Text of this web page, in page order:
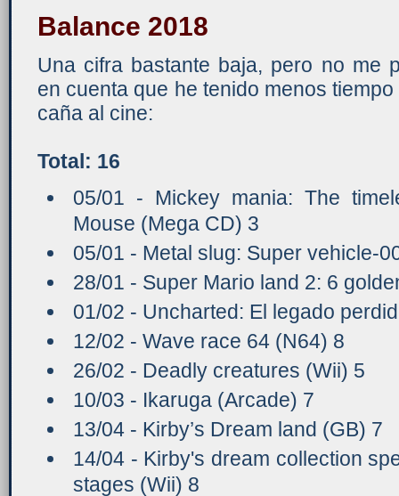
Balance 2018
Una cifra bastante baja, pero no me
en cuenta que he tenido menos
caña al cine:
Total: 16
05/01 - Mickey mania: The
Mouse (Mega CD) 3
05/01 - Metal slug: Super vehicle-
28/01 - Super Mario land 2: 6
01/02 - Uncharted: El legado
12/02 - Wave race 64 (N64) 8
26/02 - Deadly creatures (Wii) 5
10/03 - Ikaruga (Arcade) 7
13/04 - Kirby’s Dream land (GB) 7
14/04 - Kirby's dream collection
stages (Wii) 8